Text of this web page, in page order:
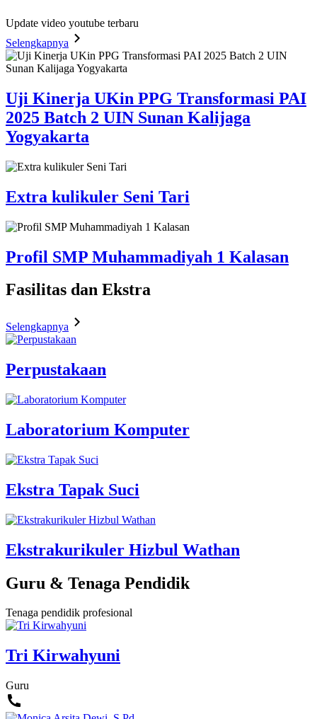
Update video youtube terbaru
Selengkapnya
Uji Kinerja UKin PPG Transformasi PAI
2025 Batch 2 UIN Sunan Kalijaga
Yogyakarta
Extra kulikuler Seni Tari
Profil SMP Muhammadiyah 1 Kalasan
Fasilitas dan Ekstra
Selengkapnya
Perpustakaan
Laboratorium Komputer
Ekstra Tapak Suci
Ekstrakurikuler Hizbul Wathan
Guru & Tenaga Pendidik
Tenaga pendidik profesional
Tri Kirwahyuni
Guru